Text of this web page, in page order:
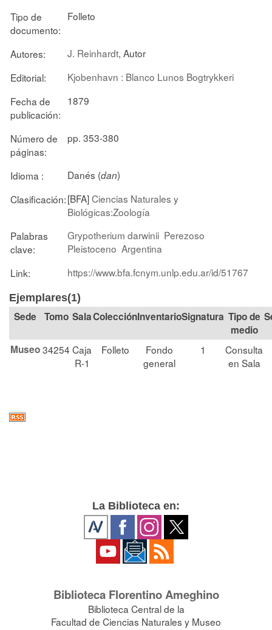
Tipo de
documento:
Folleto
Autores: J. Reinhardt, Autor
Editorial:
Kjobenhavn : Blanco Lunos Bogtrykkeri
Fecha de
publicación:
1879
Número de
páginas:
pp. 353-380
Idioma : Danés (dan)
Clasificación:[BFA]Ciencias Naturales y
Biológicas:Zoología
Palabras
clave:
Grypotherium darwinii Perezoso
Pleistoceno Argentina
Link:
https://www.bfa.fcnym.unlp.edu.ar/id/51767
Ejemplares(1)
Tomo SalaColección Signatura Tipo de
medio
Museo34254 Caja
R-1
Folleto
Fondo
general
1
Consulta
en Sala
La Biblioteca en:
Biblioteca Florentino Ameghino
Biblioteca Central de la
Facultad de Ciencias Naturales y Museo